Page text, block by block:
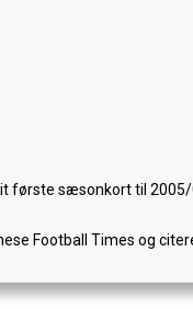
første sæsonkort til
Football Times og